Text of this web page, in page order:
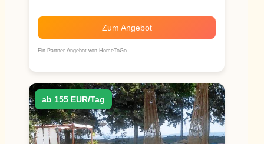
Zum Angebot
Ein Partner-Angebot von HomeToGo
ab 155 EUR/Tag